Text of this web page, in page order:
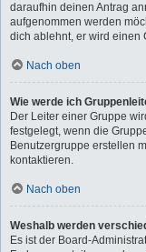
daraufhin deinen Antrag
aufgenommen werden
dich ablehnt, er wird einen
Nach oben
Wie werde ich
Der Leiter einer Gruppe
festgelegt, wenn die
Benutzergruppe erstellen
kontaktieren.
Nach oben
Weshalb werden
Es ist der Board-